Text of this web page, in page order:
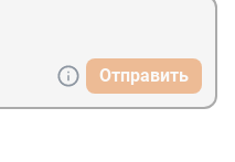
Отправить